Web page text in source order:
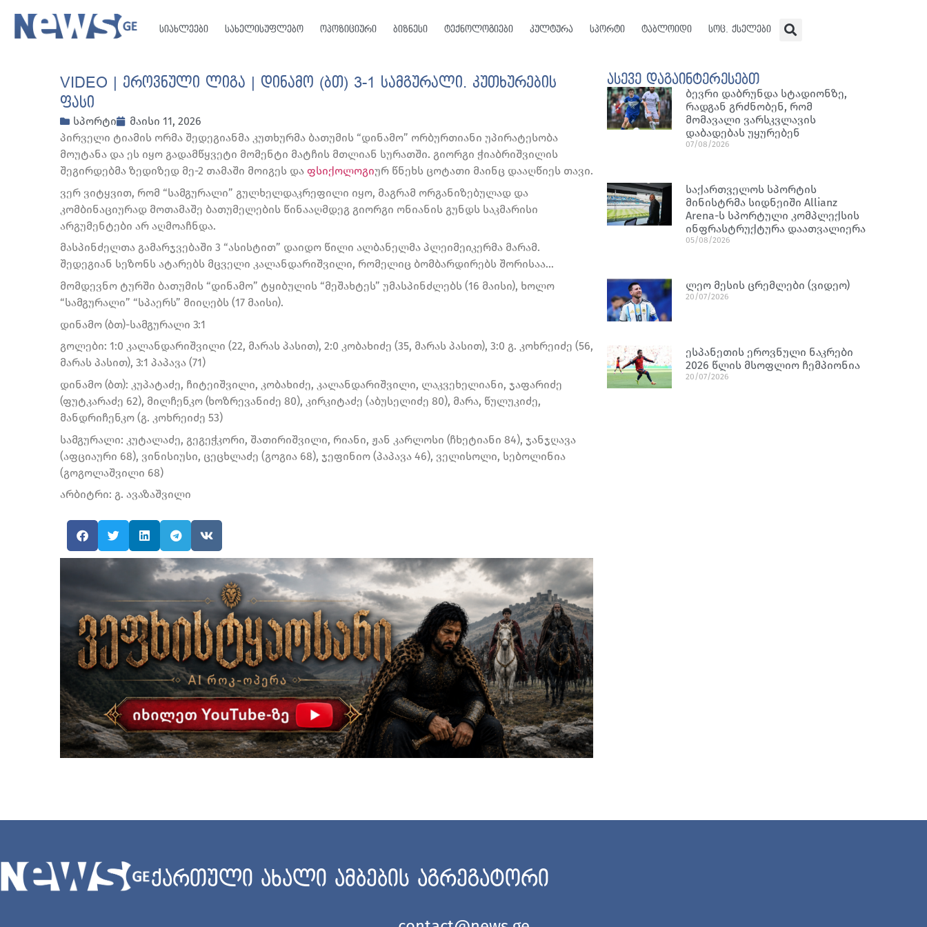
სიახლეები სახელისუფლებო ოპოზიციური ბიზნესი ტექნოლოგიები კულტურა სპორტი ტაბლოიდი სოც. ქსელები
VIDEO | ეროვნული ლიგა | დინამო (ბთ) 3-1 სამგურალი. კუთხურების
ფასი
სპორტი
მაისი 11, 2026
პირველი ტიამის ორმა შედეგიანმა კუთხურმა ბათუმის “დინამო” ორბურთიანი უპირატესობა
მოუტანა და ეს იყო გადამწყვეტი მომენტი მატჩის მთლიან სურათში. გიორგი ჭიაბრიშვილის
შეგირდებმა ზედიზედ მე-2 თამაში მოიგეს და ფსიქოლოგიურ წნეხს ცოტათი მაინც დააღწიეს თავი.
ვერ ვიტყვით, რომ “სამგურალი” გულხელდაკრეფილი იყო, მაგრამ ორგანიზებულად და
კომბინაციურად მოთამაშე ბათუმელების წინააღმდეგ გიორგი ონიანის გუნდს საკმარისი
არგუმენტები არ აღმოაჩნდა.
მასპინძელთა გამარჯვებაში 3 “ასისტით” დაიდო წილი ალბანელმა პლეიმეიკერმა მარამ.
შედეგიან სეზონს ატარებს მცველი კალანდარიშვილი, რომელიც ბომბარდირებს შორისაა…
მომდევნო ტურში ბათუმის “დინამო” ტყიბულის “მეშახტეს” უმასპინძლებს (16 მაისი), ხოლო
“სამგურალი” “სპაერს” მიიღებს (17 მაისი).
დინამო (ბთ)-სამგურალი 3:1
გოლები: 1:0 კალანდარიშვილი (22, მარას პასით), 2:0 კობახიძე (35, მარას პასით), 3:0 გ. კოხრეიძე (56,
მარას პასით), 3:1 პაპავა (71)
დინამო (ბთ): კუპატაძე, ჩიტეიშვილი, კობახიძე, კალანდარიშვილი, ლაკვეხელიანი, ჯაფარიძე
(ფუტკარაძე 62), მილჩენკო (ხოზრევანიძე 80), კირკიტაძე (აბუსელიძე 80), მარა, წულუკიძე,
მანდრიჩენკო (გ. კოხრეიძე 53)
სამგურალი: კუტალაძე, გეგეჭკორი, შათირიშვილი, რიანი, ჟან კარლოსი (ჩხეტიანი 84), ჯანჯღავა
(აფციაური 68), ვინისიუსი, ცეცხლაძე (გოგია 68), ჯეფინიო (პაპავა 46), ველისოლი, სებოლინია
(გოგოლაშვილი 68)
არბიტრი: გ. ავაზაშვილი
ასევე დაგაინტერესებთ
ბევრი დაბრუნდა სტადიონზე,
რადგან გრძნობენ, რომ
მომავალი ვარსკვლავის
დაბადებას უყურებენ
07/08/2026
საქართველოს სპორტის
მინისტრმა სიდნეიში Allianz
Arena-ს სპორტული კომპლექსის
ინფრასტრუქტურა დაათვალიერა
05/08/2026
ლეო მესის ცრემლები (ვიდეო)
20/07/2026
ესპანეთის ეროვნული ნაკრები
2026 წლის მსოფლიო ჩემპიონია
20/07/2026
ქართული ახალი ამბების აგრეგატორი